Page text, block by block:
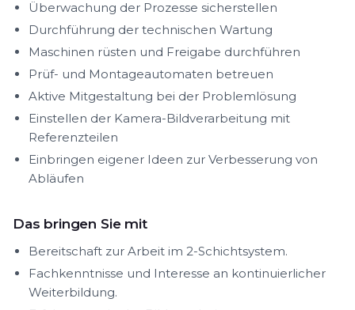
Überwachung der Prozesse sicherstellen
Durchführung der technischen Wartung
Maschinen rüsten und Freigabe durchführen
Prüf- und Montageautomaten betreuen
Aktive Mitgestaltung bei der Problemlösung
Einstellen der Kamera-Bildverarbeitung mit
Referenzteilen
Einbringen eigener Ideen zur Verbesserung von
Abläufen
Das bringen Sie mit
Bereitschaft zur Arbeit im 2-Schichtsystem.
Fachkenntnisse und Interesse an kontinuierlicher
Weiterbildung.